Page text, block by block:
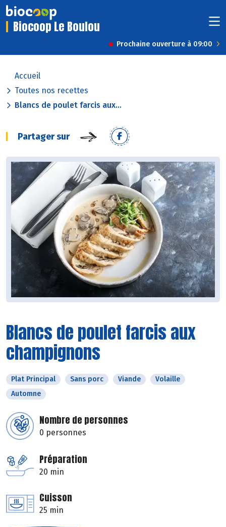
Biocoop Le Boulou
Prochaine ouverture à 09:00
Accueil
Toutes nos recettes
Blancs de poulet farcis aux...
Partager sur
Blancs de poulet farcis aux
champignons
Plat Principal Sans porc Viande
Volaille
Automne
Nombre de personnes
0 personnes
Préparation
20 min
Cuisson
25 min